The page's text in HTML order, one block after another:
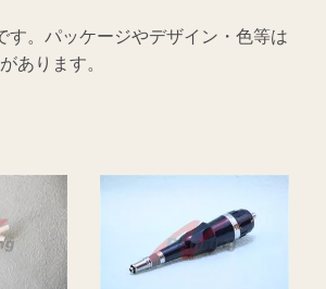
す。パッケージやデザイン・色等は
あります。